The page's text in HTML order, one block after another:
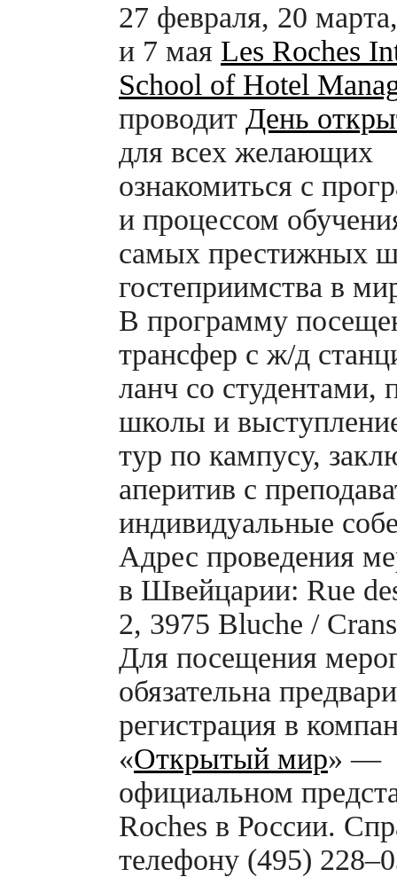
27 февраля, 20
и 7 мая Les Roches
School of Hotel
проводит День
для всех желающих
ознакомиться с
и процессом
самых престижных
гостеприимства в
В программу
трансфер с ж/д
ланч со студентами,
школы и
тур по кампусу,
аперитив с
индивидуальные
Адрес проведения
в Швейцарии: Rue
2, 3975 Bluche /
Для посещения
обязательна
регистрация в
«Открытый мир» —
официальном
Roches в России.
телефону (495)